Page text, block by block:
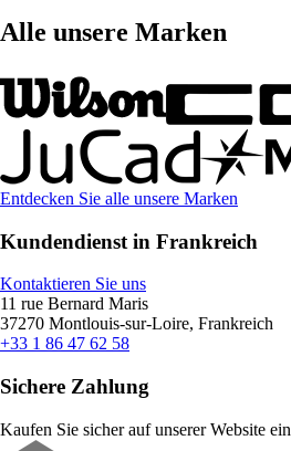
Alle unsere Marken
Entdecken Sie alle unsere Marken
Kundendienst in Frankreich
Kontaktieren Sie uns
11 rue Bernard Maris
37270 Montlouis-sur-Loire, Frankreich
+33 1 86 47 62 58
Sichere Zahlung
Kaufen Sie sicher auf unserer Website ein